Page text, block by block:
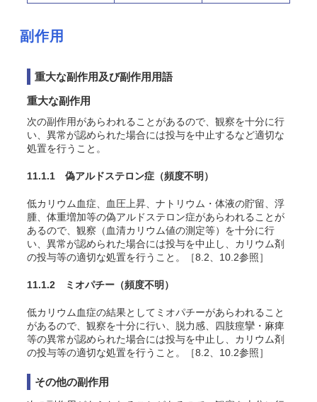
副作用
重大な副作用及び副作用用語
重大な副作用
次の副作用があらわれることがあるので、観察を十分に行
い、異常が認められた場合には投与を中止するなど適切な
処置を行うこと。
11.1.1 偽アルドステロン症 （頻度不明）
低カリウム血症、血圧上昇、ナトリウム・体液の貯留、浮
腫、体重増加等の偽アルドステロン症があらわれることが
あるので、観察（血清カリウム値の測定等）を十分に行
い、異常が認められた場合には投与を中止し、カリウム剤
の投与等の適切な処置を行うこと。［8.2、10.2参照］
11.1.2 ミオパチー （頻度不明）
低カリウム血症の結果としてミオパチーがあらわれること
があるので、観察を十分に行い、脱力感、四肢痙攣・麻痺
等の異常が認められた場合には投与を中止し、カリウム剤
の投与等の適切な処置を行うこと。［8.2、10.2参照］
その他の副作用